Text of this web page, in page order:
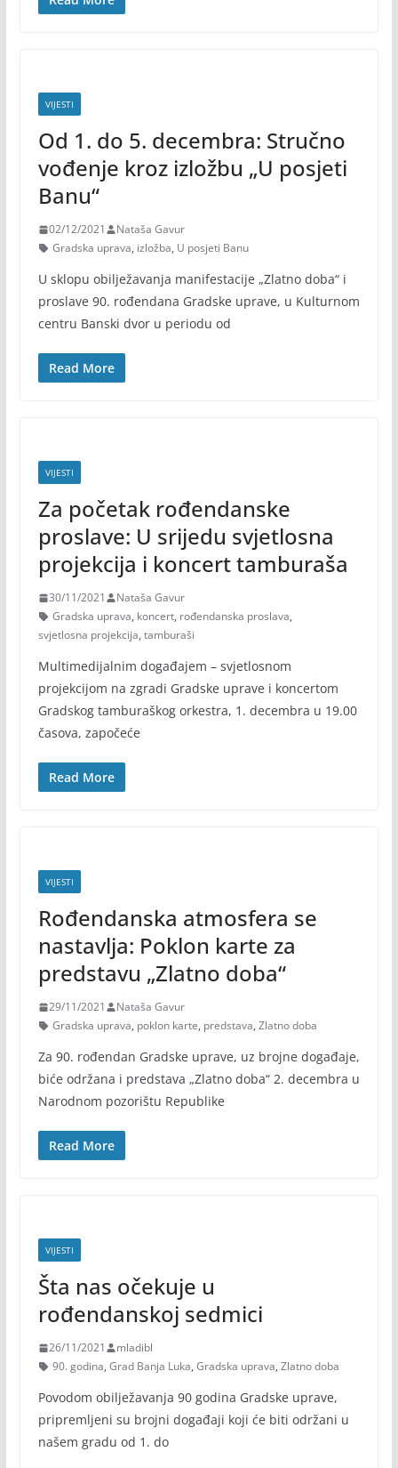
VIJESTI
Od 1. do 5. decembra: Stručno
vođenje kroz izložbu „U posjeti
Banu“
02/12/2021
Nataša Gavur
Gradska uprava, izložba, U posjeti Banu
U sklopu obilježavanja manifestacije „Zlatno doba“ i
proslave 90. rođendana Gradske uprave, u Kulturnom
centru Banski dvor u periodu od
Read More
VIJESTI
Za početak rođendanske
proslave: U srijedu svjetlosna
projekcija i koncert tamburaša
30/11/2021
Nataša Gavur
Gradska uprava, koncert, rođendanska proslava,
svjetlosna projekcija, tamburaši
Multimedijalnim događajem – svjetlosnom
projekcijom na zgradi Gradske uprave i koncertom
Gradskog tamburaškog orkestra, 1. decembra u 19.00
časova, započeće
Read More
VIJESTI
Rođendanska atmosfera se
nastavlja: Poklon karte za
predstavu „Zlatno doba“
29/11/2021
Nataša Gavur
Gradska uprava, poklon karte, predstava, Zlatno doba
Za 90. rođendan Gradske uprave, uz brojne događaje,
biće održana i predstava „Zlatno doba“ 2. decembra u
Narodnom pozorištu Republike
Read More
VIJESTI
Šta nas očekuje u
rođendanskoj sedmici
26/11/2021
mladibl
90. godina, Grad Banja Luka, Gradska uprava, Zlatno doba
Povodom obilježavanja 90 godina Gradske uprave,
pripremljeni su brojni događaji koji će biti održani u
našem gradu od 1. do